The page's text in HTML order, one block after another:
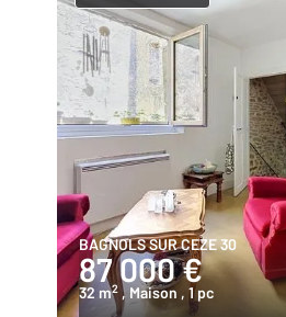
BAGNOLS SUR CEZE 30
87 000 €
32 m2 , Maison , 1 pc